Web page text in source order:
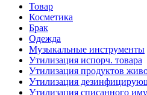
Товар
Косметика
Брак
Одежда
Музыкальные инструменты
Утилизация испорч. товара
Утилизация продуктов
Утилизация
Утилизация списанного